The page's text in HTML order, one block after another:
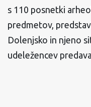
s 110 posnetki
predmetov,
Dolenjsko in njeno
udeležencev